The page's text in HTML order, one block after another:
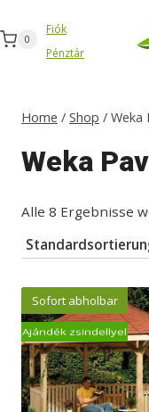
Inhalt
springen
0
Fiók
Pénztár
Home / Shop / Weka
Weka
Alle 8 Ergebnisse
Ajándék zsindellyel
Sofort abholbar